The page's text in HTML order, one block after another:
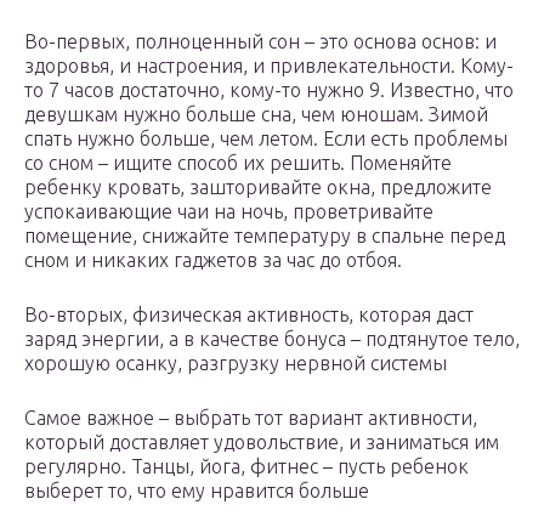
Во-первых, полноценный сон – это основа основ: и
здоровья, и настроения, и привлекательности. Кому-
то 7 часов достаточно, кому-то нужно 9. Известно, что
девушкам нужно больше сна, чем юношам. Зимой
спать нужно больше, чем летом. Если есть проблемы
со сном – ищите способ их решить. Поменяйте
ребенку кровать, зашторивайте окна, предложите
успокаивающие чаи на ночь, проветривайте
помещение, снижайте температуру в спальне перед
сном и никаких гаджетов за час до отбоя.
Во-вторых, физическая активность, которая даст
заряд энергии, а в качестве бонуса – подтянутое тело,
хорошую осанку, разгрузку нервной системы
Самое важное – выбрать тот вариант активности,
который доставляет удовольствие, и заниматься им
регулярно. Танцы, йога, фитнес – пусть ребенок
выберет то, что ему нравится больше